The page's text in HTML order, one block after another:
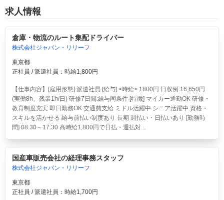
求人情報
倉庫・物流のルート集配ドライバー
株式会社ジャパン・リリーフ
東京都
正社員 / 派遣社員：時給1,800円
【仕事内容】[雇用形態] 派遣社員 [給与] <時給> 1800円 日収例:16,650円
(実働8h、残業1h/日) 研修7日間:給与同条件 [特徴] マイカー通勤OK 研修・
教育制度充実 即日勤務OK 交通費支給 ミドル活躍中 シニア活躍中 資格・
スキルを活かせる 給与前払い制度あり 長期 週払い・日払いあり [勤務時
間] 08:30～17:30 高時給1,800円で日払・週払対...
国産車販売会社の経理事務スタッフ
株式会社ジャパン・リリーフ
東京都
正社員 / 派遣社員：時給1,700円